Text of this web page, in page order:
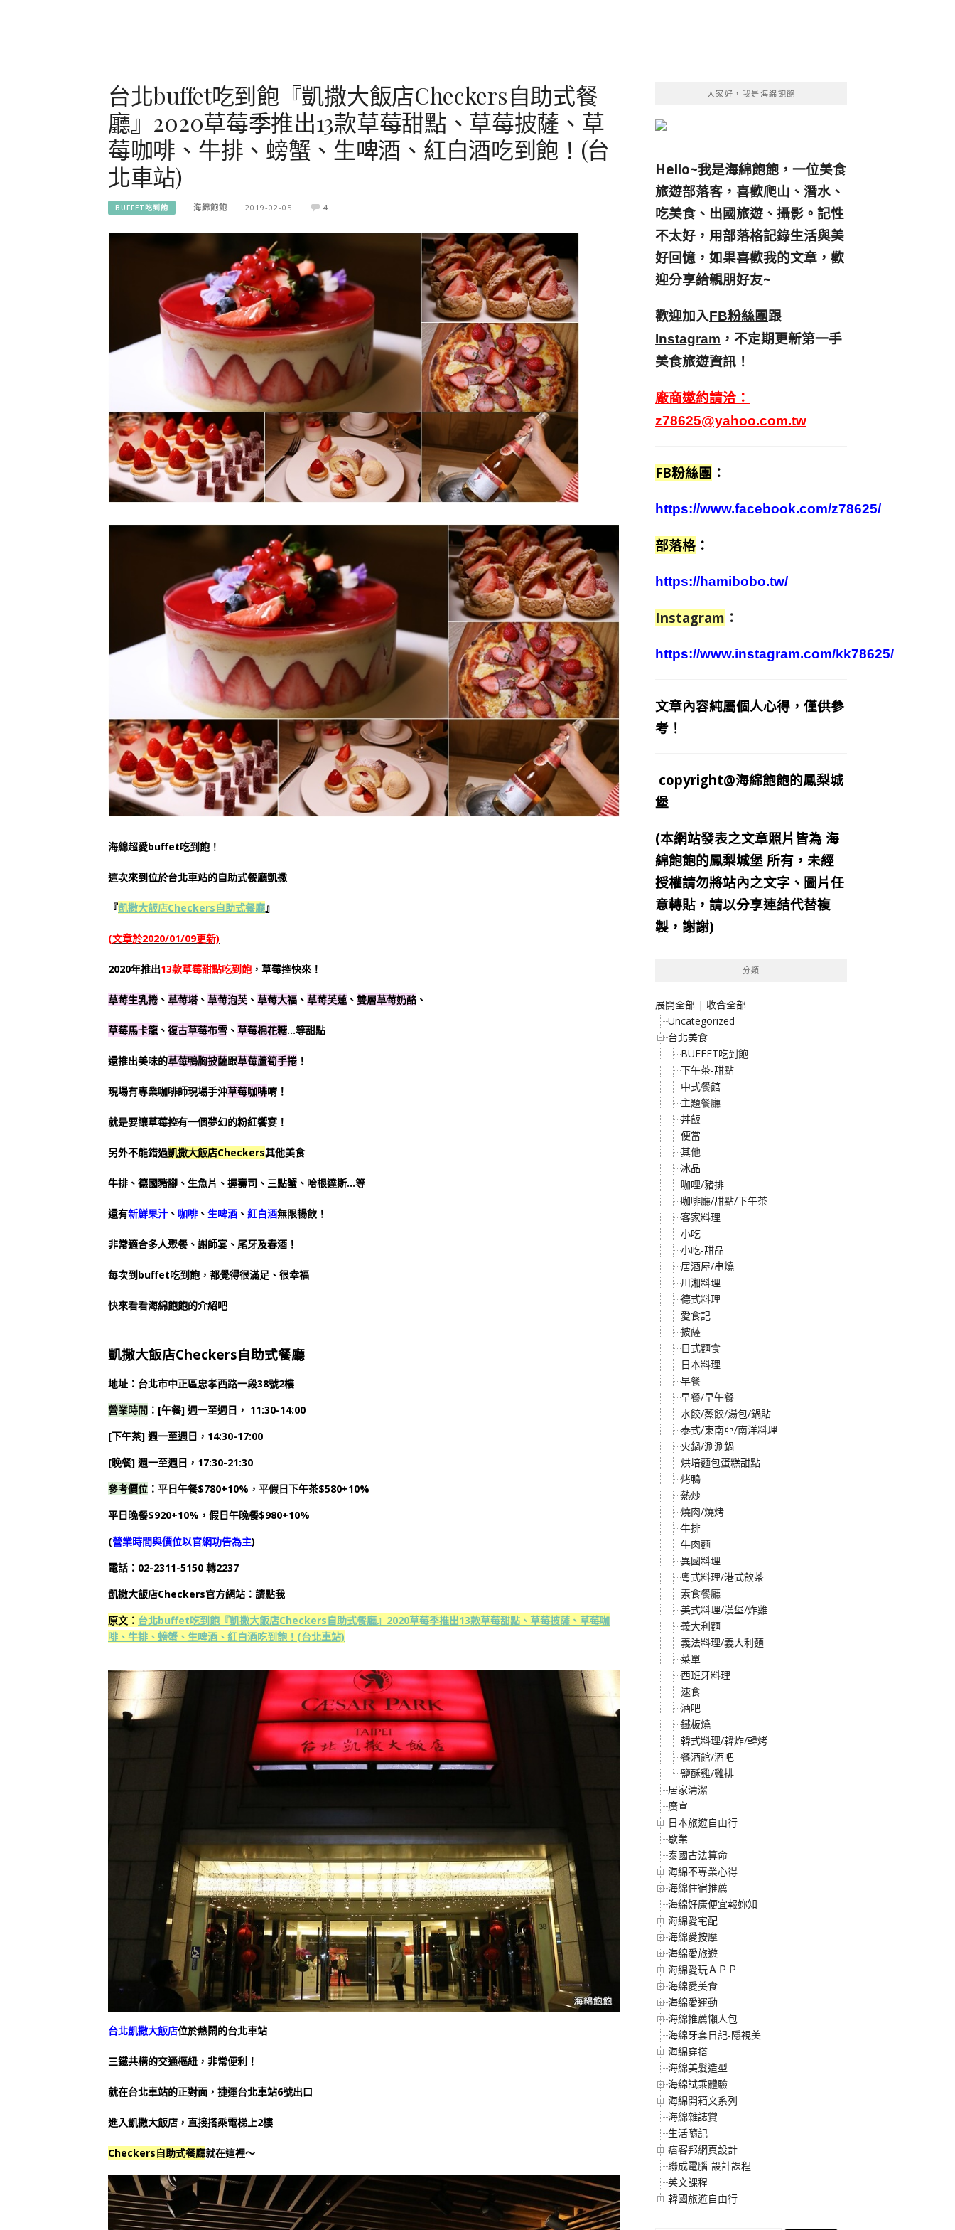
台北buffet吃到飽『凱撒大飯店Checkers自助式餐
廳』2020草莓季推出13款草莓甜點、草莓披薩、草
莓咖啡、牛排、螃蟹、生啤酒、紅白酒吃到飽！(台
北車站)
BUFFET吃到飽 海綿飽飽 2019-02-05 4
海綿超愛buffet吃到飽！
這次來到位於台北車站的自助式餐廳凱撒
『凱撒大飯店Checkers自助式餐廳』
(文章於2020/01/09更新)
2020年推出13款草莓甜點吃到飽 ，草莓控快來！
草莓生乳捲 、 草莓塔 、 草莓泡芙 、 草莓大福 、 草莓芙蓮 、 雙層草莓奶酪 、
草莓馬卡龍 、 復古草莓布雪 、 草莓棉花糖…等甜點
還推出美味的草莓鴨胸披薩跟草莓蘆筍手捲 ！
現場有專業咖啡師現場手沖草莓咖啡唷！
就是要讓草莓控有一個夢幻的粉紅饗宴！
另外不能錯過凱撒大飯店Checkers其他美食
牛排、德國豬腳、生魚片、握壽司、三點蟹、哈根達斯…等
還有新鮮果汁 、 咖啡 、 生啤酒 、 紅白酒無限暢飲！
非常適合多人聚餐、謝師宴、尾牙及春酒！
每次到buffet吃到飽，都覺得很滿足、很幸福
快來看看海綿飽飽的介紹吧
凱撒大飯店Checkers自助式餐廳
地址：台北市中正區忠孝西路一段38號2樓
營業時間 ： [午餐] 週一至週日， 11:30-14:00
[下午茶] 週一至週日，14:30-17:00
[晚餐] 週一至週日，17:30-21:30
參考價位 ：平日午餐$780+10%，平假日下午茶$580+10%
平日晚餐$920+10%， 假日午晚餐$980+10%
(營業時間與價位以官網功告為主)
電話：02-2311-5150 轉2237
凱撒大飯店Checkers官方網站： 請點我
原文： 台北buffet吃到飽『凱撒大飯店Checkers自助式餐廳』2020草莓季推出13款草莓甜點、草莓披薩、草莓咖
啡、牛排、螃蟹、生啤酒、紅白酒吃到飽！(台北車站)
台北凱撒大飯店位於熱鬧的台北車站
三鐵共構的交通樞紐，非常便利！
就在台北車站的正對面，捷運台北車站6號出口
進入凱撒大飯店，直接撘乘電梯上2樓
Checkers自助式餐廳就在這裡～
大家好，我是海綿飽飽
Hello~我是海綿飽飽，一位美食
旅遊部落客， 喜歡爬山、潛水、
吃美食、出國旅遊、攝影。 記性
不太好，用部落格記錄生活與美
好回憶， 如果喜歡我的文章，歡
迎分享給親朋好友~
歡迎加入FB粉絲團跟
Instagram ，不定期更新第一手
美食旅遊資訊！
廠商邀約請洽：
z78625@yahoo.com.tw
FB粉絲團 ：
https://www.facebook.com/z78625/
部落格 ：
https://hamibobo.tw/
Instagram ：
https://www.instagram.com/kk78625/
文章內容純屬個人心得，僅供參
考！
copyright@海綿飽飽的鳳梨城
堡
(本網站發表之文章照片皆為 海
綿飽飽的鳳梨城堡 所有，未經
授權請勿將站內之文字、圖片任
意轉貼，請以分享連結代替複
製，謝謝)
分類
展開全部 | 收合全部
Uncategorized
台北美食
BUFFET吃到飽
下午茶-甜點
中式餐館
主題餐廳
丼飯
便當
其他
冰品
咖哩/豬排
咖啡廳/甜點/下午茶
客家料理
小吃
小吃-甜品
居酒屋/串燒
川湘料理
德式料理
愛食記
披薩
日式麵食
日本料理
早餐
早餐/早午餐
水餃/蒸餃/湯包/鍋貼
泰式/東南亞/南洋料理
火鍋/涮涮鍋
烘培麵包蛋糕甜點
烤鴨
熱炒
燒肉/燒烤
牛排
牛肉麵
異國料理
粵式料理/港式飲茶
素食餐廳
美式料理/漢堡/炸雞
義大利麵
義法料理/義大利麵
菜單
西班牙料理
速食
酒吧
鐵板燒
韓式料理/韓炸/韓烤
餐酒館/酒吧
鹽酥雞/雞排
居家清潔
廣宣
日本旅遊自由行
歇業
泰國古法算命
海綿不專業心得
海綿住宿推薦
海綿好康便宜報妳知
海綿愛宅配
海綿愛按摩
海綿愛旅遊
海綿愛玩ＡＰＰ
海綿愛美食
海綿愛運動
海綿推薦懶人包
海綿牙套日記-隱視美
海綿穿搭
海綿美髮造型
海綿試乘體驗
海綿開箱文系列
海綿雜誌賞
生活隨記
痞客邦網頁設計
聯成電腦-設計課程
英文課程
韓國旅遊自由行